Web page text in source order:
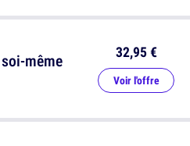
même 32,95 €
Voir l'offre